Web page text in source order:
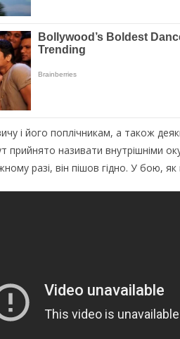
і його поплічникам, а також
прийнято називати внутрішніми
разі, він пішов гідно. У бою, як